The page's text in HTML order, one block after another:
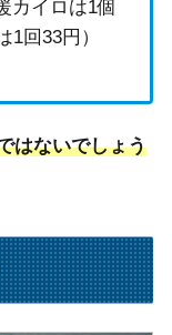
カイロは1個
回33円）
はないでしょう